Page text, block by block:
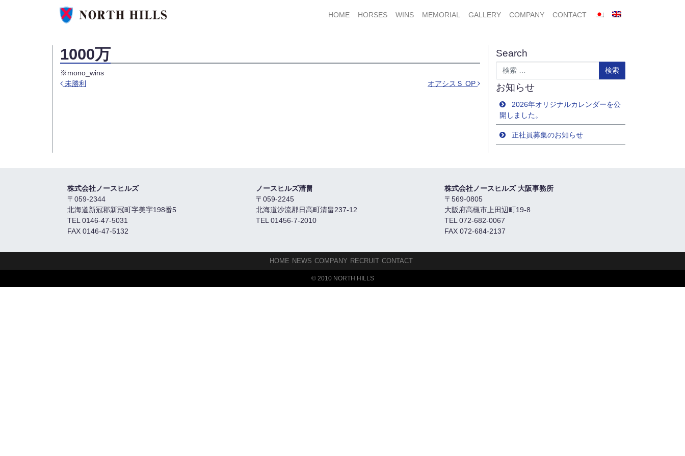
HOME
HORSES WINS MEMORIAL GALLERY COMPANY CONTACT
1000万
※mono_wins
未勝利 オアシスＳ OP
Search
検索
お知らせ
2026年オリジナルカレンダーを公
開しました。
正社員募集のお知らせ
株式会社ノースヒルズ
〒059-2344
北海道新冠郡新冠町字美宇198番5
TEL 0146-47-5031
FAX 0146-47-5132
ノースヒルズ清畠
〒059-2245
北海道沙流郡日高町清畠237-12
TEL 01456-7-2010
株式会社ノースヒルズ 大阪事務所
〒569-0805
大阪府高槻市上田辺町19-8
TEL 072-682-0067
FAX 072-684-2137
HOME NEWS COMPANY RECRUIT CONTACT
© 2010 NORTH HILLS